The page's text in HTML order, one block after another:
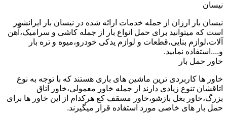
نیسان
نیسان بار ارزان از جمله خدمات ارائه شده در نیسان بار ایرانشهر
است که میتوانید برای حمل انواع بار از جمله کاشی و سرامیک،آهن
آلات،لوازم بنایی،قطعات و لوازم یدکی خودرو،میوه و تره بار
و....استفاده نمایید.
خاور حمل بار
خاور ها کاربردی ترین ماشین های باری هستند که با توجه به نوع
اتاقشان تنوع زیادی دارند از جمله خاور معمولی،خاور اتاق
بزرگ،خاور بغل بازشو،خاور مسقف کع هرکدام از این خاور ها برای
حمل بار های خاصی مورد استفاده قرار میگیرند.